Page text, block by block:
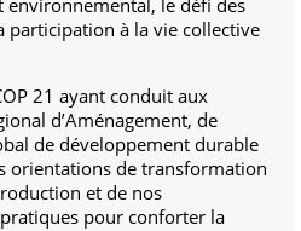
le défi des
participation à la vie collective
21 ayant conduit aux
d’Aménagement, de
de développement durable
orientations de transformation
et de nos
pour conforter la